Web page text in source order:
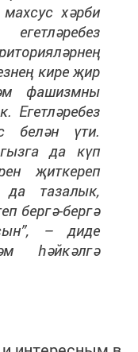
хәрби
кире җир
фашизмны
Егетләребез
белән үти.
да күп
җиткереп
да тазалык,
бергә-бергә
– диде
һәйкәлгә